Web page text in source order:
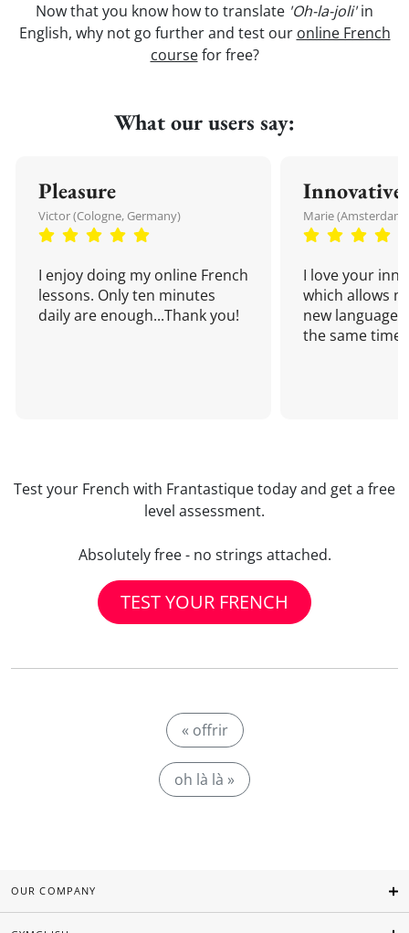
Now that you know how to translate 'Oh-la-joli'in
English, why not go further and test our online French
coursefor free?
What our users say:
Pleasure
Victor (Cologne, Germany)
I enjoy doing my online French
lessons. Only ten minutes
daily are enough...Thank you!
Innovative
Marie
I love your
which allows
new language
the same time!
Test your French with Frantastique today and get a free
level assessment.
Absolutely free - no strings attached.
TEST YOUR FRENCH
« offrir
oh là là »
OUR COMPANY